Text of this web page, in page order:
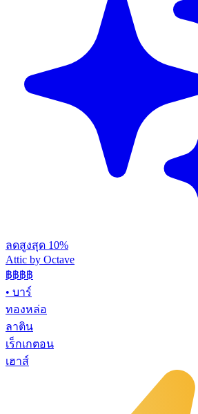
ลดสูงสุด 10%
Attic by Octave
฿฿฿฿
• บาร์
ทองหล่อ
ลาติน
เร็กเกตอน
เฮาส์